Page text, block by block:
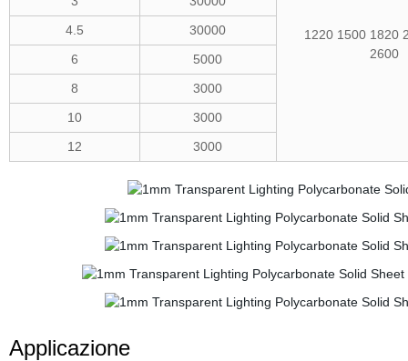
1220 1500 1820
2600
4.5
30000
6
5000
8
3000
10
3000
12
3000
Applicazione